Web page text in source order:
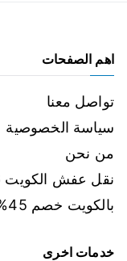
اهم الصفحات
تواصل معنا
سياسة الخصوصية
من نحن
بالكويت خصم 45%
خدمات اخرى